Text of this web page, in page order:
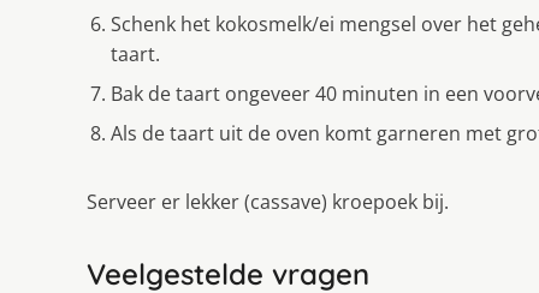
Schenk het kokosmelk/ei mengsel over het
taart.
Bak de taart ongeveer 40 minuten in een
Als de taart uit de oven komt garneren met
Serveer er lekker (cassave) kroepoek bij.
Veelgestelde vragen